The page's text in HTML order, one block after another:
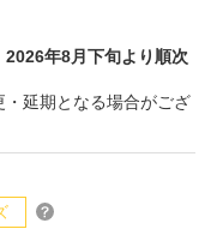
年8月下旬より順次
延期となる場合がござ